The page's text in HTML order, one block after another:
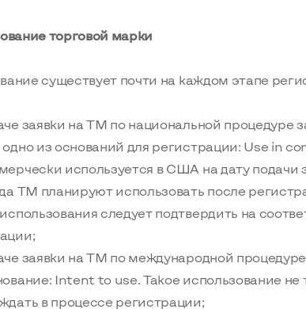
торговой марки
существует почти на каждом этапе
заявки на ТМ по национальной процедуре
одно из оснований для регистрации: Use in
используется в США на дату
ТМ планируют использовать после
следует подтвердить на
заявки на ТМ по международной
Intent to use. Такое использование не
в процессе регистрации;